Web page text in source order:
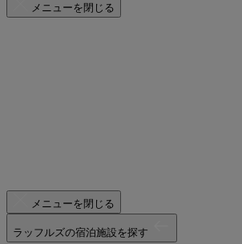
メニューを閉じる
メニューを閉じる
ラッフルズの宿泊施設を探す